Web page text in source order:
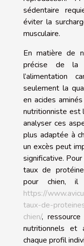
sédentaire
éviter la
musculaire.
En matière de
précise de la
l’alimentation
seulement la
en acides
nutritionniste est
analyser ces
plus adaptée à
un excès peut
significative.
taux de
pour chien, il
https://
taux-de-
chien/,
nutritionnels et
chaque profil